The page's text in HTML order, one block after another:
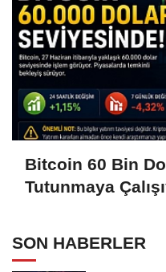
Bitcoin 60 Bin
Tutunmaya
SON HABERLER